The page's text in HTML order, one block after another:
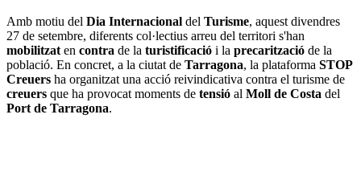
Amb motiu del Dia Internacional del Turisme, aquest divendres
27 de setembre, diferents col·lectius arreu del territori s'han
mobilitzat en contra de la turistificació i la precarització de la
població. En concret, a la ciutat de Tarragona, la plataforma STOP
Creuers ha organitzat una acció reivindicativa contra el turisme de
creuers que ha provocat moments de tensió al Moll de Costa del
Port de Tarragona.